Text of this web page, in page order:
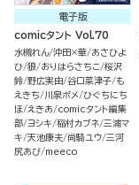
電子版
comicタント Vol.70
水槻れん 沖田×華 あさひよ
ひ 狼 おりはらさちこ 桜沢
鈴 野広実由 谷口菜津子 も
えきち
川泉ポメ ひぐちにち
ほ
えきあ
comicタント編集
部 ヨシキ 稲村カブネ 三浦マ
キ 天池康夫 尚騎ユウ 三河
尻あび meeco